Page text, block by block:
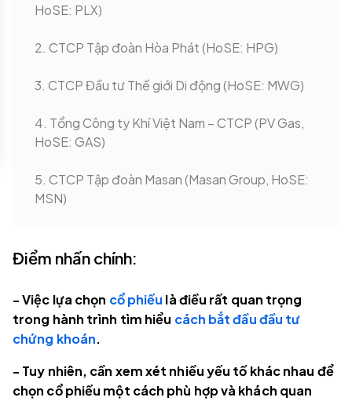
HoSE: PLX)
2. CTCP Tập đoàn Hòa Phát (HoSE: HPG)
3. CTCP Đầu tư Thế giới Di động (HoSE: MWG)
4. Tổng Công ty Khí Việt Nam – CTCP (PV Gas,
HoSE: GAS)
5. CTCP Tập đoàn Masan (Masan Group, HoSE:
MSN)
Điểm nhấn chính:
- Việc lựa chọn cổ phiếu là điều rất quan trọng
trong hành trình tìm hiểu cách bắt đầu đầu tư
chứng khoán.
- Tuy nhiên, cần xem xét nhiều yếu tố khác nhau để
chọn cổ phiếu một cách phù hợp và khách quan